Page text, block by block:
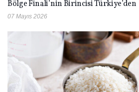
Bölge Finali’nin Birincisi Türkiye’den
07 Mayıs 2026